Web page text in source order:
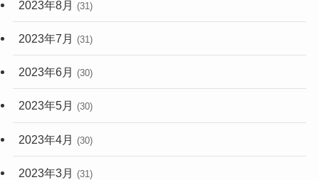
2023年8月 (31)
2023年7月 (31)
2023年6月 (30)
2023年5月 (30)
2023年4月 (30)
2023年3月 (31)